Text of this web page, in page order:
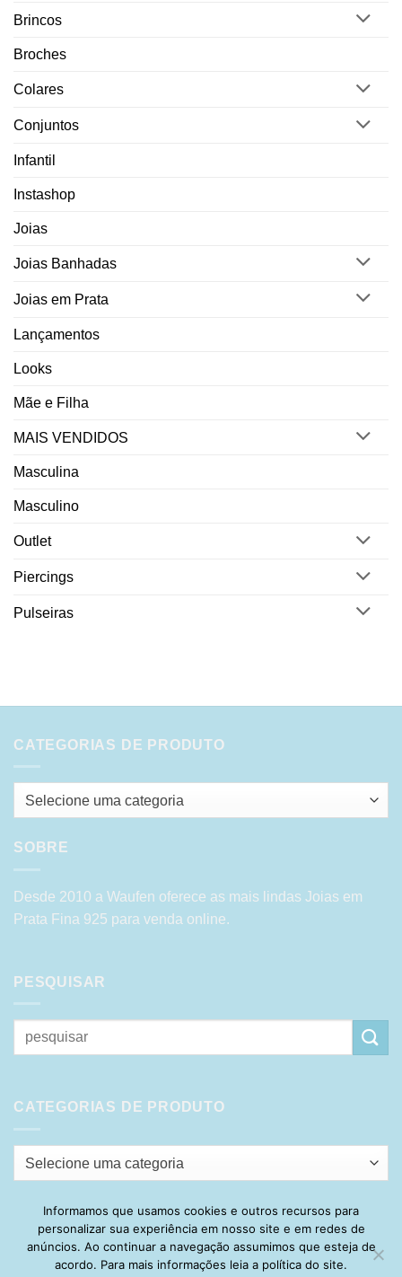
Brincos
Broches
Colares
Conjuntos
Infantil
Instashop
Joias
Joias Banhadas
Joias em Prata
Lançamentos
Looks
Mãe e Filha
MAIS VENDIDOS
Masculina
Masculino
Outlet
Piercings
Pulseiras
CATEGORIAS DE PRODUTO
Selecione uma categoria
SOBRE
Desde 2010 a Waufen oferece as mais lindas Joias em
Prata Fina 925 para venda online.
PESQUISAR
Pesquisar
por:
CATEGORIAS DE PRODUTO
Selecione uma categoria
Visa PayPal Stripe MasterCard
Cash
On
Delivery
HOME SOBRE POLÍTICA DE PRIVACIDADE
ENTREGA
Informamos que usamos cookies e outros recursos para
personalizar sua experiência em nosso site e em redes de
anúncios. Ao continuar a navegação assumimos que esteja de
acordo. Para mais informações leia a política do site.